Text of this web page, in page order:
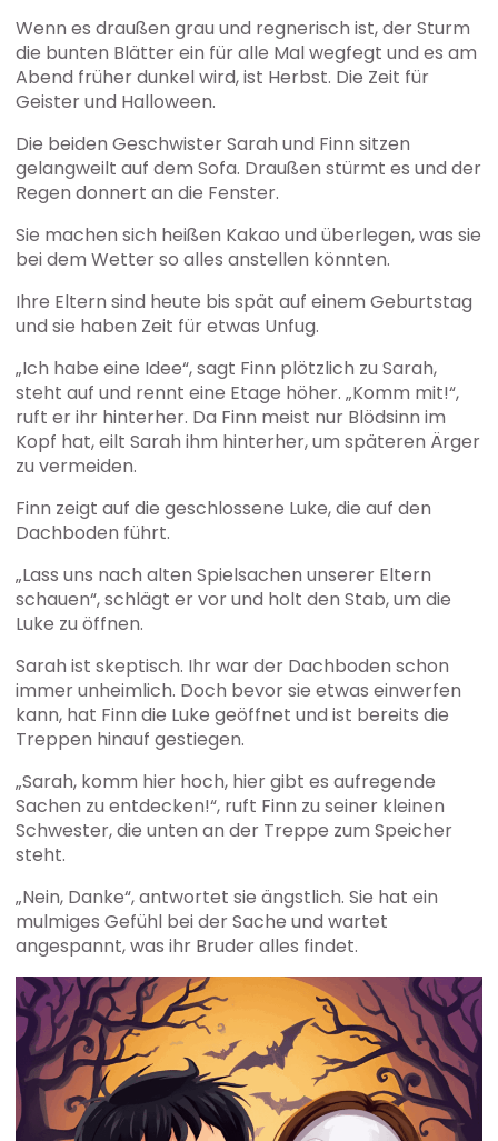
Wenn es draußen grau und regnerisch ist, der Sturm
die bunten Blätter ein für alle Mal wegfegt und es am
Abend früher dunkel wird, ist Herbst. Die Zeit für
Geister und Halloween.
Die beiden Geschwister Sarah und Finn sitzen
gelangweilt auf dem Sofa. Draußen stürmt es und der
Regen donnert an die Fenster.
Sie machen sich heißen Kakao und überlegen, was sie
bei dem Wetter so alles anstellen könnten.
Ihre Eltern sind heute bis spät auf einem Geburtstag
und sie haben Zeit für etwas Unfug.
„Ich habe eine Idee“, sagt Finn plötzlich zu Sarah,
steht auf und rennt eine Etage höher. „Komm mit!“,
ruft er ihr hinterher. Da Finn meist nur Blödsinn im
Kopf hat, eilt Sarah ihm hinterher, um späteren Ärger
zu vermeiden.
Finn zeigt auf die geschlossene Luke, die auf den
Dachboden führt.
„Lass uns nach alten Spielsachen unserer Eltern
schauen“, schlägt er vor und holt den Stab, um die
Luke zu öffnen.
Sarah ist skeptisch. Ihr war der Dachboden schon
immer unheimlich. Doch bevor sie etwas einwerfen
kann, hat Finn die Luke geöffnet und ist bereits die
Treppen hinauf gestiegen.
„Sarah, komm hier hoch, hier gibt es aufregende
Sachen zu entdecken!“, ruft Finn zu seiner kleinen
Schwester, die unten an der Treppe zum Speicher
steht.
„Nein, Danke“, antwortet sie ängstlich. Sie hat ein
mulmiges Gefühl bei der Sache und wartet
angespannt, was ihr Bruder alles findet.